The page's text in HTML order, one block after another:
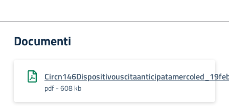
Documenti
pdf - 608 kb